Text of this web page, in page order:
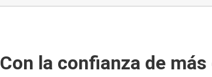
Con la confianza de